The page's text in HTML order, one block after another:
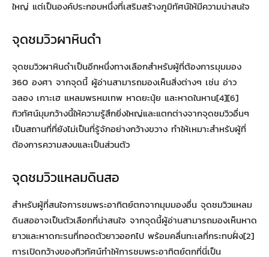
ใหญ่ แต่เป็นองค์ประกอบหนึ่งที่เสริมสร้างภูมิทัศน์ให้มีความน่าสนใจ
จุดชมวิวผาหินดำ
จุดชมวิวผาหินดำเป็นอีกหนึ่งทางเลือกสำหรับผู้ที่ต้องการมุมมอง
360 องศา จากจุดนี้ ผู้อ่านสามารถมองเห็นสิ่งต่างๆ เช่น อ่าว
ฉลอง เกาะเฮ แหลมพรหมเทพ หาดยะนุ้ย และหาดในหาน[4][6]
ทิวทัศน์มุมกว้างนี้ให้ความรู้สึกยิ่งใหญ่และแตกต่างจากจุดชมวิวอื่นๆ
เป็นสถานที่ที่ยังไม่เป็นที่รู้จักอย่างกว้างขวาง ทำให้เหมาะสำหรับผู้ที่
ต้องการความสงบและเป็นส่วนตัว
จุดชมวิวแหลมดินสอ
สำหรับผู้ที่สนใจการชมพระอาทิตย์ตกจากมุมมองอื่น จุดชมวิวแหลม
ดินสออาจเป็นตัวเลือกที่น่าสนใจ จากจุดนี้ผู้อ่านสามารถมองเห็นหาด
ยาวและหาดกะรนที่ทอดตัวยาวออกไป พร้อมคลื่นทะเลที่กระทบฝั่ง[2]
การเปิดกว้างของทิวทัศน์ทำให้การชมพระอาทิตย์ตกที่นี่เป็น